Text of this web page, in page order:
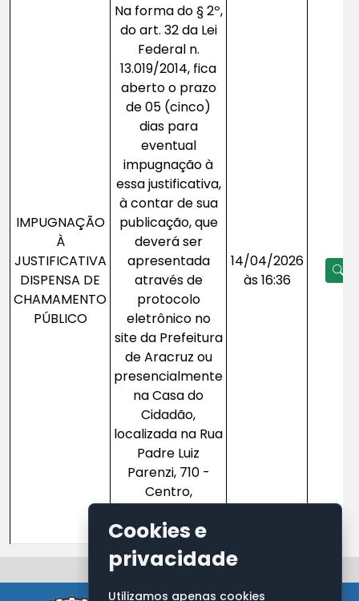
IMPUGNAÇÃO
À
JUSTIFICATIVA
DISPENSA DE
CHAMAMENTO
PÚBLICO
Na forma do § 2º,
do art. 32 da Lei
Federal n.
13.019/2014, fica
aberto o prazo
de 05 (cinco)
dias para
eventual
impugnação à
essa justificativa,
à contar de sua
publicação, que
deverá ser
apresentada
através de
protocolo
eletrônico no
site da Prefeitura
de Aracruz ou
presencialmente
na Casa do
Cidadão,
localizada na Rua
Padre Luiz
Parenzi, 710 -
Centro,
29190-058.
14/04/2026
às 16:36
Cookies e
privacidade
Utilizamos apenas cookies